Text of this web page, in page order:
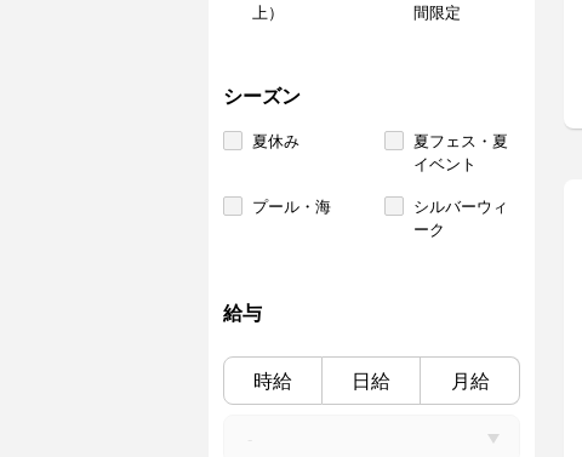
上）
間限定
シーズン
夏休み
夏フェス・夏
イベント
プール・海
シルバーウィ
ーク
給与
時給 日給 月給